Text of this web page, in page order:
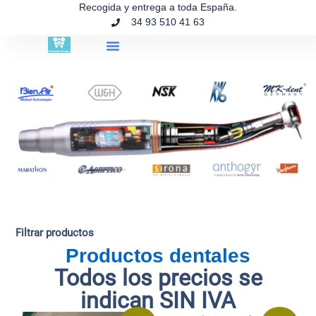
Recogida y entrega a toda España.
34 93 510 41 63
Filtrar productos
Productos dentales
Todos los precios se
indican SIN IVA